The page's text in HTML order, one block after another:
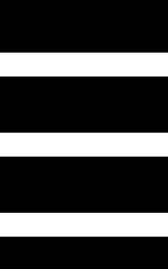
Kategorie